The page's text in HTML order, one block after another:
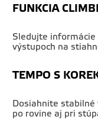
FUNKCIA
Sledujte informácie
výstupoch na
TEMPO S
Dosiahnite
po rovine aj pri